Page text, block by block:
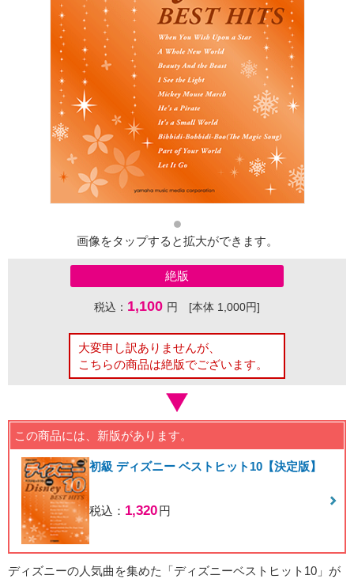
画像をタップすると拡大ができます。
絶版
税込： 1,100 円 [本体 1,000円]
大変申し訳ありませんが、
こちらの商品は絶版でございます。
この商品には、新版があります。
初級 ディズニー ベストヒット10【決定版】
税込： 1,320円
ディズニーの人気曲を集めた「ディズニーベストヒット10」が